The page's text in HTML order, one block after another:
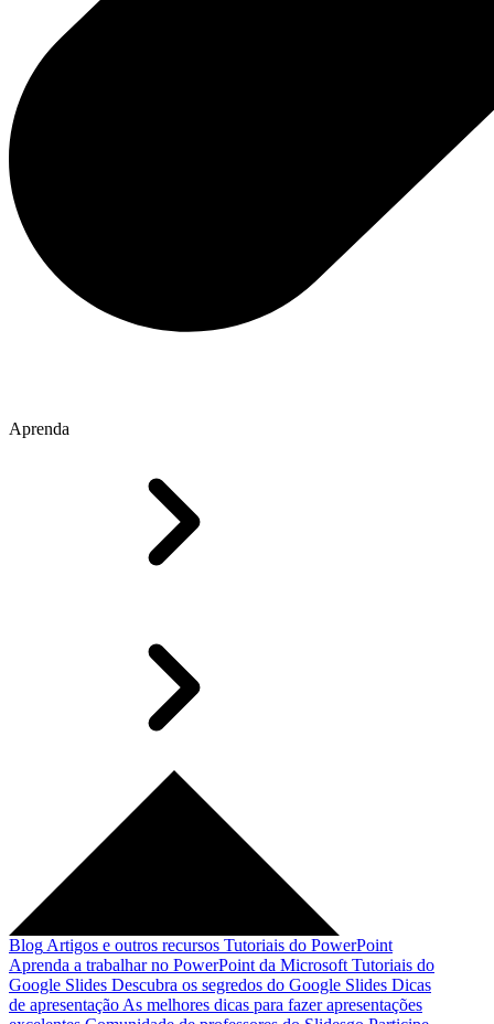
Aprenda
Blog Artigos e outros recursos Tutoriais do PowerPoint
Aprenda a trabalhar no PowerPoint da Microsoft Tutoriais do
Google Slides Descubra os segredos do Google Slides Dicas
de apresentação As melhores dicas para fazer apresentações